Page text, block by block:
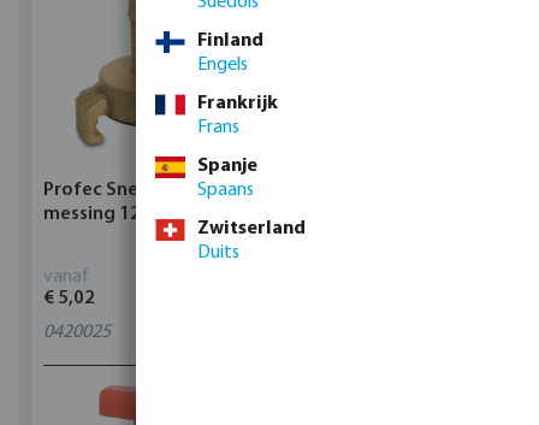
Profec Snelkoppeling
messing 12 bar slangtule
vanaf
€ 5,02
0420025
Finland
Engels
Frankrijk
Frans
Spanje
Spaans
Zwitserland
Duits